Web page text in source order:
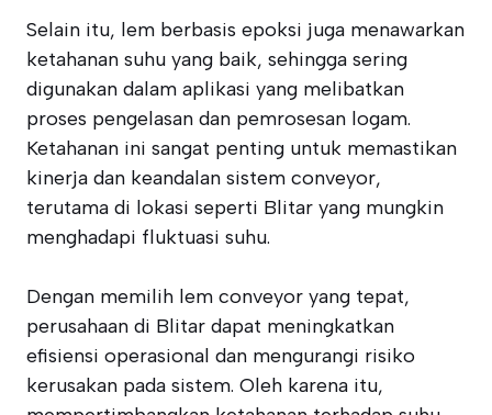
Selain itu, lem berbasis epoksi juga menawarkan
ketahanan suhu yang baik, sehingga sering
digunakan dalam aplikasi yang melibatkan
proses pengelasan dan pemrosesan logam.
Ketahanan ini sangat penting untuk memastikan
kinerja dan keandalan sistem conveyor,
terutama di lokasi seperti Blitar yang mungkin
menghadapi fluktuasi suhu.
Dengan memilih lem conveyor yang tepat,
perusahaan di Blitar dapat meningkatkan
efisiensi operasional dan mengurangi risiko
kerusakan pada sistem. Oleh karena itu,